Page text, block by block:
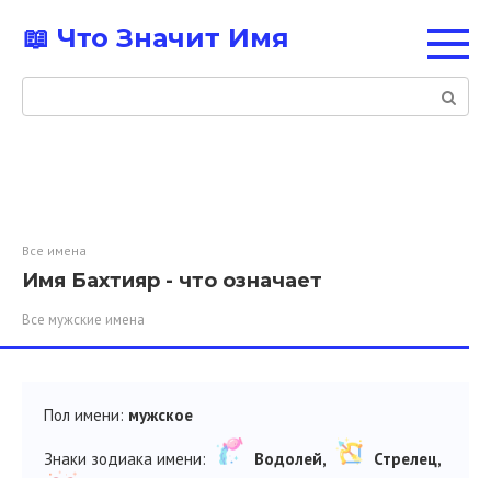
контенту
📖 Что Значит Имя
Поиск:
Все имена
Имя Бахтияр - что означает
Все мужские имена
Пол имени: мужское
Знаки зодиака имени: Водолей,
Стрелец,